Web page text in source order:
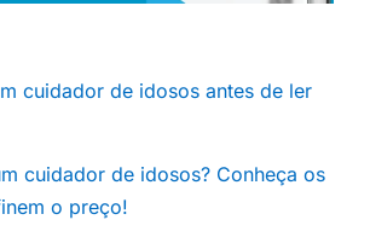
cuidador de idosos antes de ler
cuidador de idosos? Conheça os
o preço!